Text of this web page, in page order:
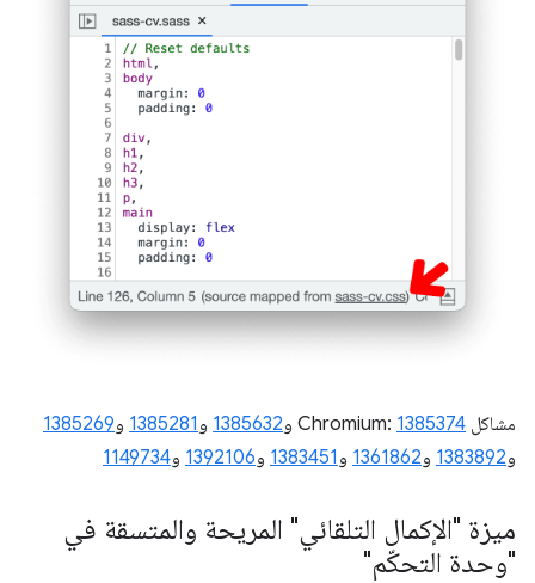
مشاكل Chromium: 1385374 و1385632 و 1385281 و1385269
و1383892 و1361862 و 1383451 و1392106 و1149734
ميزة "الإكمال التلقائي" المريحة والمتسقة في
"وحدة التحكّم"